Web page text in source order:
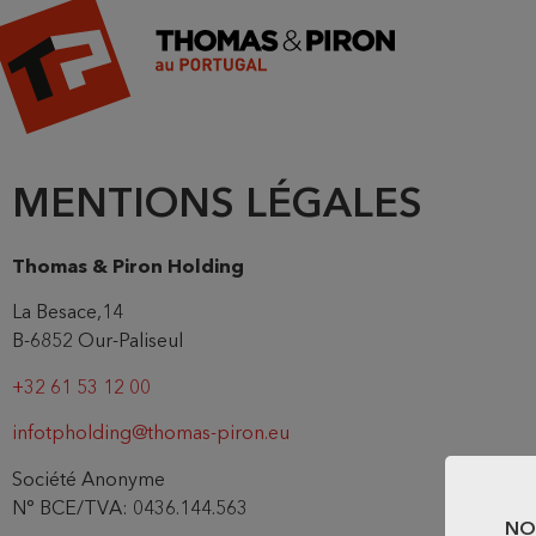
MENTIONS LÉGALES
Thomas & Piron Holding
La Besace,14
B-6852 Our-Paliseul
+32 61 53 12 00
infotpholding@thomas-piron.eu
Société Anonyme
N° BCE/TVA: 0436.144.563